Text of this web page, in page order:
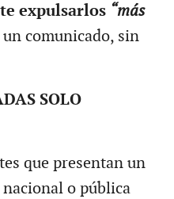
expulsarlos “más
un comunicado, sin
SOLO
que presentan un
o pública